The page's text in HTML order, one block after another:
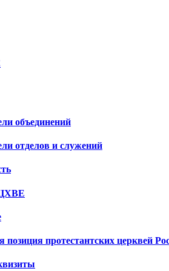
объединений
отделов и служений
позиция протестантских церквей